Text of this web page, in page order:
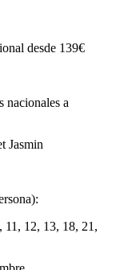
desde 139€
nacionales a
Jasmin
12, 13, 18, 21,